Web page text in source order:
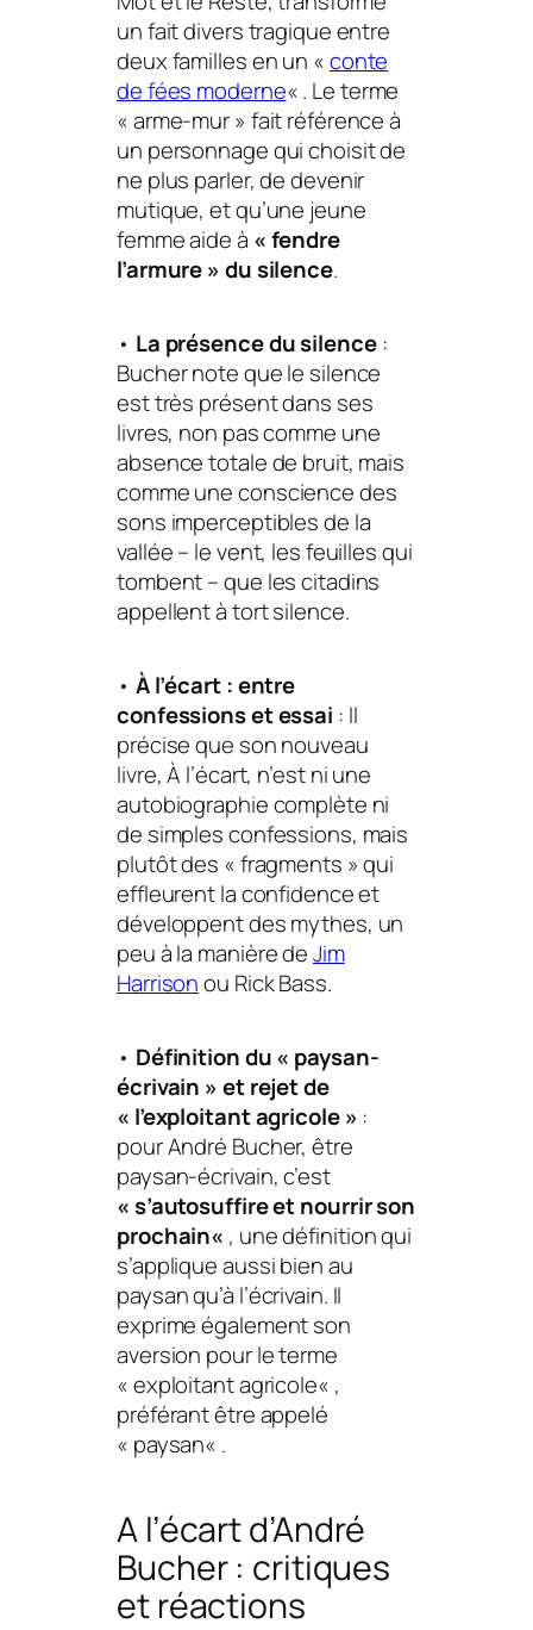
un fait divers tragique entre
deux familles en un «conte
de fées moderne« . Le terme
« arme-mur » fait référence à
un personnage qui choisit de
ne plus parler, de devenir
mutique, et qu’une jeune
femme aide à « fendre
l’armure » du silence.
• La présence du silence:
Bucher note que le silence
est très présent dans ses
livres, non pas comme une
absence totale de bruit, mais
comme une conscience des
sons imperceptibles de la
vallée – le vent, les feuilles qui
tombent – que les citadins
appellent à tort silence.
• À l’écart : entre
confessions et essai : Il
précise que son nouveau
livre,À l’écart, n’est ni une
autobiographie complète ni
de simples confessions, mais
plutôt des « fragments » qui
effleurent la confidence et
développent des mythes, un
peu à la manière deJim
Harrisonou Rick Bass.
• Définition du « paysan-
écrivain » et rejet de
« l’exploitant agricole » :
pour André Bucher, être
paysan-écrivain, c’est
«s’autosuffire et nourrir son
prochain« , une définition qui
s’applique aussi bien au
paysan qu’à l’écrivain. Il
exprime également son
aversion pour le terme
«exploitant agricole« ,
préférant être appelé
« paysan« .
A l’écartd’André
Bucher : critiques
et réactions